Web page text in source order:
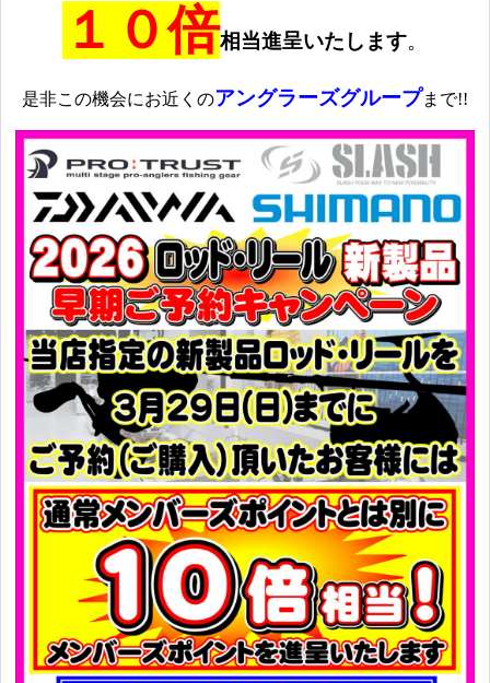
１０倍相当進呈いたします。
是非この機会にお近くのアングラーズグループまで!!